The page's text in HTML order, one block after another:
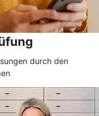
durch den